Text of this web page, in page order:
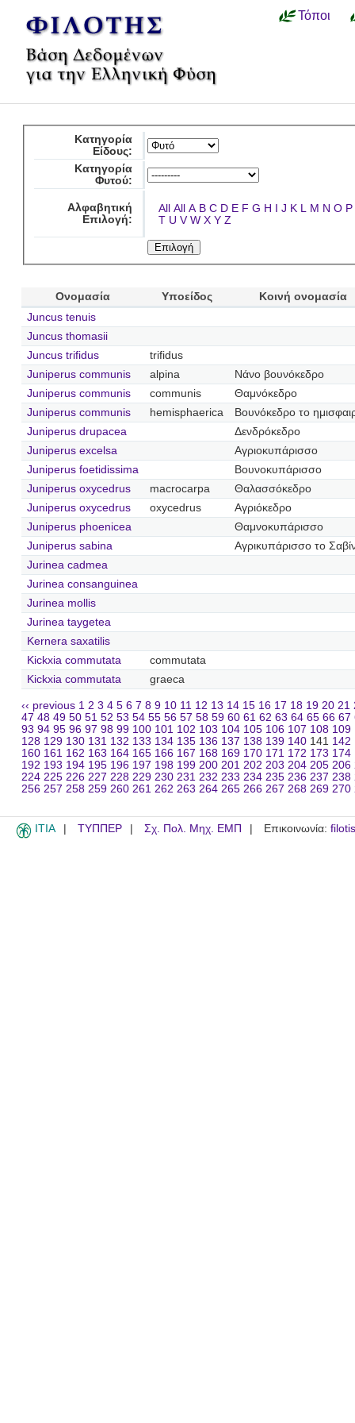
Τόποι
Κατηγορία
Είδους:
Κατηγορία
Φυτού:
Αλφαβητική
Επιλογή:
All All A B C D E F G H I J K L M N O P
T U V W X Y Z
Ονομασία Υποείδος
Κοινή ονομασία
Juncus tenuis
Juncus thomasii
Juncus trifidus
trifidus
Juniperus communis
alpina
Νάνο βουνόκεδρο
Juniperus communis
communis
Θαμνόκεδρο
Juniperus communis
hemisphaerica
Βουνόκεδρο το
Juniperus drupacea
Δενδρόκεδρο
Juniperus excelsa
Αγριοκυπάρισσο
Juniperus foetidissima
Βουνοκυπάρισσο
Juniperus oxycedrus
macrocarpa
Θαλασσόκεδρο
Juniperus oxycedrus
oxycedrus
Αγριόκεδρο
Juniperus phoenicea
Θαμνοκυπάρισσο
Juniperus sabina
Αγρικυπάρισσο το
Jurinea cadmea
Jurinea consanguinea
Jurinea mollis
Jurinea taygetea
Kernera saxatilis
Kickxia commutata
commutata
Kickxia commutata
graeca
‹‹ previous 1 2 3 4 5 6 7 8 9 10 11 12 13 14 15 16 17 18 19 20 21
47 48 49 50 51 52 53 54 55 56 57 58 59 60 61 62 63 64 65 66 67
93 94 95 96 97 98 99 100 101 102 103 104 105 106 107 108 109
128 129 130 131 132 133 134 135 136 137 138 139 140 141 142
160 161 162 163 164 165 166 167 168 169 170 171 172 173 174
192 193 194 195 196 197 198 199 200 201 202 203 204 205 206
224 225 226 227 228 229 230 231 232 233 234 235 236 237 238
256 257 258 259 260 261 262 263 264 265 266 267 268 269 270
ITIA ΤΥΠΠΕΡ Σχ. Πολ. Μηχ. ΕΜΠ Επικοινωνία: